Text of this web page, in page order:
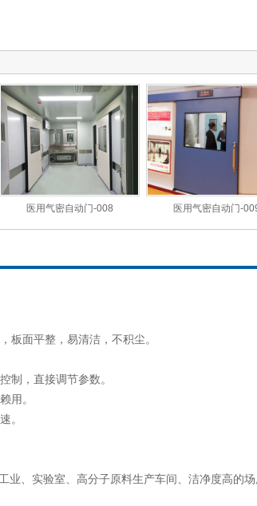
医用气密自动门-008 医用气密自动门-
面平整，易清洁，不积尘。
制，直接调节参数。
用。
。
、实验室、高分子原料生产车间、洁净度高的